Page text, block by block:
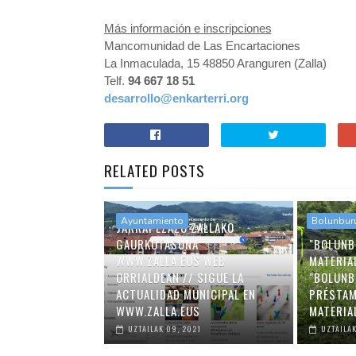
Más información e inscripciones
Mancomunidad de Las Encartaciones
La Inmaculada, 15 48850 Aranguren (Zalla)
Telf. 94 667 18 51
desarrollo@enkarterri.org
RELATED POSTS
Ayuntamiento
JARRAI EZAZU ZALLAKO
GAURKOTASUNA
WWW.ZALLA.EUS WEB
ORRIALDEAN // SIGUE LA
ACTUALIDAD MUNICIPAL EN
WWW.ZALLA.EUS
UZTAILAK 09, 2021